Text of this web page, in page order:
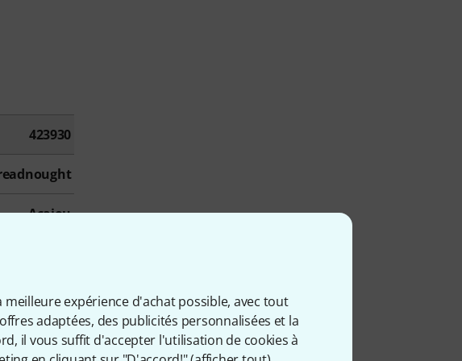
expérience d'achat possible, avec tout
adaptées, des publicités personnalisées et la
il vous suffit d'accepter l'utilisation de cookies à
423930
Acajou
Noir